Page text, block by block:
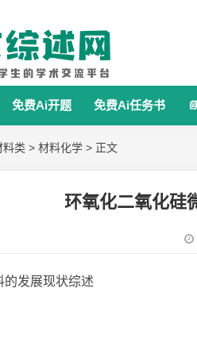
免费Ai开题 免费Ai任务书 
料类 > 材料化学 > 正文
环氧化二氧化硅
的发展现状综述